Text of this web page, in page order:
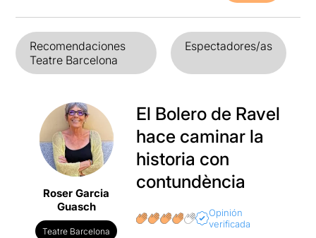
Recomendaciones
Teatre Barcelona
Espectadores/as
Roser Garcia
Guasch
Teatre Barcelona
El Bolero de Ravel
hace caminar la
historia con
contundència
Opinión
verificada